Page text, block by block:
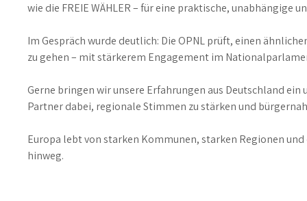
wie die FREIE WÄHLER – für eine praktische, unabhängige
Im Gespräch wurde deutlich: Die OPNL prüft, einen
zu gehen – mit stärkerem Engagement im
Gerne bringen wir unsere Erfahrungen aus Deutschland
Partner dabei, regionale Stimmen zu stärken und
Europa lebt von starken Kommunen, starken Regionen
hinweg.